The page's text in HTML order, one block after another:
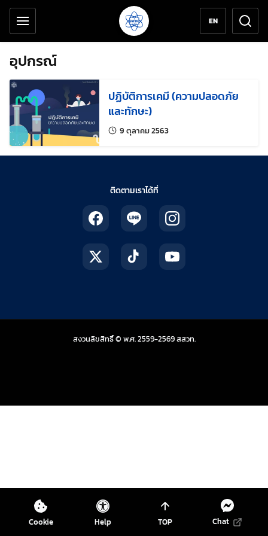
ข้ามไปยังเนื้อหาหลัก
เครื่องมือช่วยเหลือ
EN
อุปกรณ์
ปฏิบัติการเคมี (ความปลอดภัย
และทักษะ)
9 ตุลาคม 2563แก้ไขล่าสุดเมื่อ:
ติดตามเราได้ที่
สงวนลิขสิทธิ์ © พ.ศ. 2559-2569สสวท.สถาบันส่งเสริมการสอ
Cookie Help TOP Chat